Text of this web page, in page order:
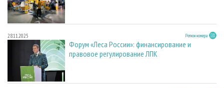
28.11.2025 Регион номера
Форум «Леса России»: финансирование и
правовое регулирование ЛПК